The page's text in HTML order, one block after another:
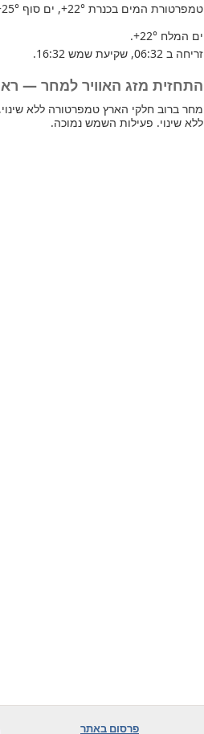
טמפרטורת המים בכנרת +22°, ים סוף
ים המלח +22°
.
זריחה ב 06:32, שקיעת שמש 16:32.
התחזית מזג האוויר למחר — ראשון, 17
ללא שינוי. פעילות השמש נמוכה.
פרסום באתר